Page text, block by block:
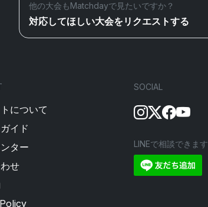
他の大会もMatchdayで見たいですか？
対応してほしい大会をリクエストする
について
イド
ター
せ
SOCIAL
LINEで相談できます